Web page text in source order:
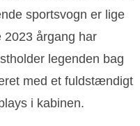
sportsvogn er lige
2023 årgang har
legenden bag
med et fuldstændigt
i kabinen.